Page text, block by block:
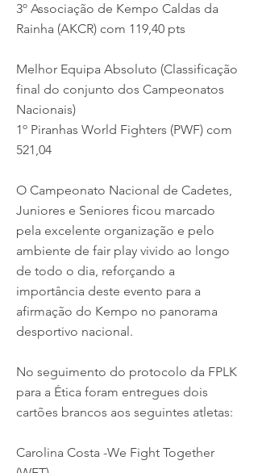
3º Associação de Kempo Caldas da
Rainha (AKCR) com 119,40 pts
Melhor Equipa Absoluto (Classificação
final do conjunto dos Campeonatos
Nacionais)
1º Piranhas World Fighters (PWF) com
521,04
O Campeonato Nacional de Cadetes,
Juniores e Seniores ficou marcado
pela excelente organização e pelo
ambiente de fair play vivido ao longo
de todo o dia, reforçando a
importância deste evento para a
afirmação do Kempo no panorama
desportivo nacional.
No seguimento do protocolo da FPLK
para a Ética foram entregues dois
cartões brancos aos seguintes atletas:
Carolina Costa -We Fight Together